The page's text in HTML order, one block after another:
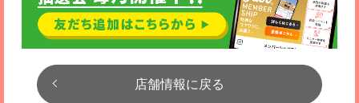
店舗情報に戻る